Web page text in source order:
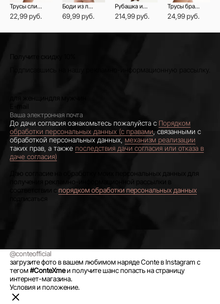
Трусы слип со средней линией талии NIGHT SHADOW
22,99 руб.
Боди из лиоцелла с длинными рукавами
69,99 руб.
Рубашка из фланели в клетку на кулиске
214,99 руб.
Трусы бразилиана из бамбука со средней линией талии DOUBLE LINES
24,99 руб.
Получите скидку 10%
Подписавшись на нашу рекламно-информационную рассылку.
для мужчин
До дачи согласия ознакомьтесь пожалуйста с Порядком
обработки персональных данных (с правами, связанными с
обработкой персональных данных, механизм реализации
таких прав, а также последствия дачи согласия или отказа в
даче согласия)
Даю согласие на обработку моих персональных данных для
получения рекламно-информационной рассылки в
соответствии с порядком обработки персональных данных
@conteofficial
загрузите фото в вашем любимом наряде Conte в Instagram с
тегом#ConteXmeи получите шанс попасть на страницу
интернет-магазина.
Условия и положение.